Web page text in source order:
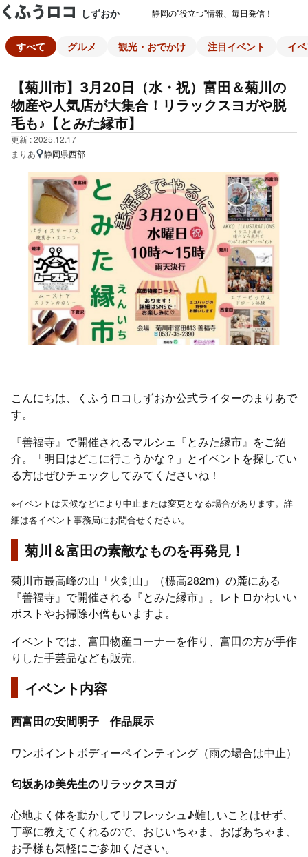
しずおか 静岡の"役立つ"情報、毎日発信！
すべて グルメ 観光・おでかけ 注目イベント イ
【菊川市】3月20日（水・祝）富田＆菊川の
物産や人気店が大集合！リラックスヨガや脱
毛も♪【とみた縁市】
更新 : 2025.12.17
まりあ
静岡県西部
こんにちは、くふうロコしずおか公式ライターのまりあで
す。
『善福寺』で開催されるマルシェ『とみた縁市』をご紹
介。「明日はどこに行こうかな？」とイベントを探してい
る方はぜひチェックしてみてくださいね！
※イベントは天候などにより中止または変更となる場合があります。詳
細は各イベント事務局にお問合せください。
菊川＆富田の素敵なものを再発見！
菊川市最高峰の山「火剣山」（標高282m）の麓にある
『善福寺』で開催される『とみた縁市』。レトロかわいい
ポストやお掃除小僧もいますよ。
イベントでは、富田物産コーナーを作り、富田の方が手作
りした手芸品なども販売。
イベント内容
西富田の安間明子 作品展示
ワンポイントボディーペインティング（雨の場合は中止）
匂坂あゆ美先生のリラックスヨガ
心地よく体を動かしてリフレッシュ♪難しいことはせず、
丁寧に教えてくれるので、おじいちゃま、おばあちゃま、
お子様も気軽にご参加ください。